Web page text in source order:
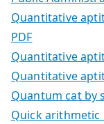
Quantitative
PDF
Quantitative
Quantitative
Quantum cat by
Quick arithmetic